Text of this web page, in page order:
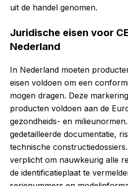
uit de handel genomen.
Juridische eisen voor
Nederland
In Nederland moeten
eisen voldoen om een
mogen dragen. Deze
producten voldoen aan de
gezondheids- en
gedetailleerde documentatie,
technische
verplicht om nauwkeurig alle
de identificatieplaat te